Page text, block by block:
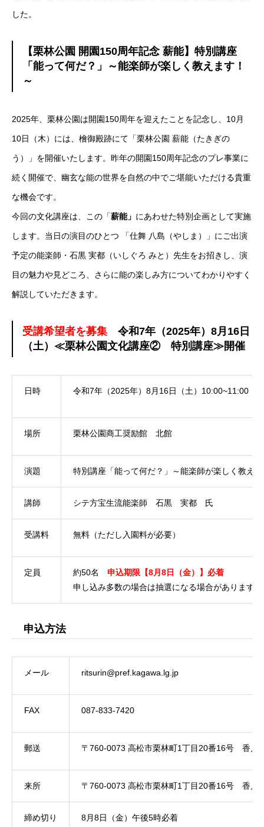
した。
【栗林公園 開園150周年記念 薪能】特別講座
「能って何だ？」～能楽師が楽しく教えます！
～
2025年、栗林公園は開園150周年を迎えたことを記念し、10月
10日（木）には、檜御殿跡にて「栗林公園 薪能（たきぎの
う）」を開催いたします。昨年の開園150周年記念のプレ事業に
続く開催で、幽玄な能の世界を自然の中でご堪能いただける貴重
な機会です。
今回の文化講座は、この「薪能」 にあわせた特別企画として実施
します。当日の演目のひとつ 「仕舞 八島（やしま）」にご出演
予定の能楽師・石黒 実都（いしぐろ みと）先生をお招きし、演
目の魅力や見どころ、さらに能の楽しみ方についてわかりやすく
解説していただきます。
受講希望者を募集 令和7年（2025年）8月16日
（土）≪栗林公園文化講座② 特別講座≫開催
日時 令和7年（2025年）8月16日（土）10:00~11:00
場所 栗林公園商工奨励館 北館
演題 特別講座「能って何だ？」～能楽師が楽しく教え
講師 シテ方宝生流能楽師 石黒 実都 氏
受講料 無料（ただし入園料が必要）
定員 約50名 申込期限【8月8日（金）】必着
申し込み多数の場合は抽選になる場合があります。
申込方法
メール ritsurin@pref.kagawa.lg.jp
FAX 087-833-7420
郵送 〒760-0073 高松市栗林町1丁目20番16号 香川
来所 〒760-0073 高松市栗林町1丁目20番16号 香川
締め切り 8月8日（金）午後5時必着